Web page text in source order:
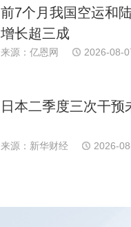
前7个月我国空运和
增长超三成
来源：亿恩网 2026-08-
日本二季度三次干预
来源：新华财经 2026-